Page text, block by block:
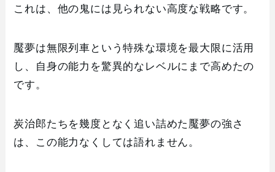
これは、他の鬼には見られない高度な戦略です。
魘夢は無限列車という特殊な環境を最大限に活用
し、自身の能力を驚異的なレベルにまで高めたの
です。
炭治郎たちを幾度となく追い詰めた魘夢の強さ
は、この能力なくしては語れません。